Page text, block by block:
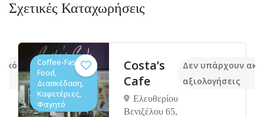
Σχετικές Καταχωρήσεις
Coffee-Fast
Food,
Διασκέδαση,
Καφετέριες,
Φαγητό
Costa’s
Cafe
Ελευθερίου
Βενιζέλου 65,
Δεν υπάρχουν
αξιολογήσεις